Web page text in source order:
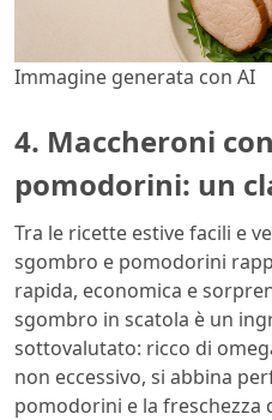
Immagine generata con AI
4. Maccheroni
pomodorini: un
Tra le ricette estive facili e
sgombro e pomodorini
rapida, economica e
sgombro in scatola è un
sottovalutato: ricco di
non eccessivo, si abbina
pomodorini e la freschezza